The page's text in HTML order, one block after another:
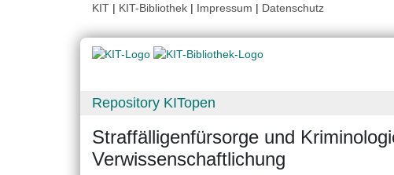
KIT | KIT-Bibliothek | Impressum | Datenschutz
Repository KITopen
Straffälligenfürsorge und
Verwissenschaftlichung